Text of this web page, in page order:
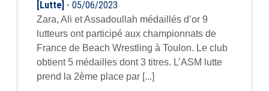
[Lutte] - 05/06/2023
Zara, Ali et Assadoullah médaillés d’or 9
lutteurs ont participé aux championnats de
France de Beach Wrestling à Toulon. Le club
obtient 5 médailles dont 3 titres. L’ASM lutte
prend la 2ème place par [...]